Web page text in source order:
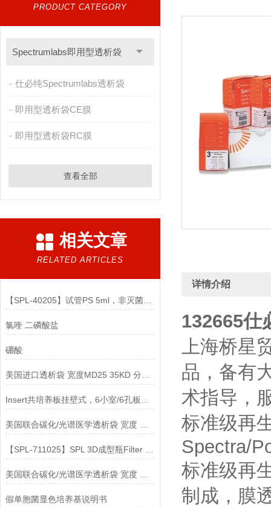
PRODUCT CATEGORY
Spectrumlabs即用型透析袋
仕必纯Spectrumlabs透析袋
即用型透析袋CE膜
即用型透析袋RC膜
查看全部
相关文章
RELATED ARTICLES
【SPL-40205】试管PS 5ml，非灭菌说明
氯喹 二磷酸盐
硼酸
假单胞菌显色培养基说明书
详情介绍
132665
上海桥星
品，备有
术指导，
标准级再
Spectra/
标准级再
制成，膜